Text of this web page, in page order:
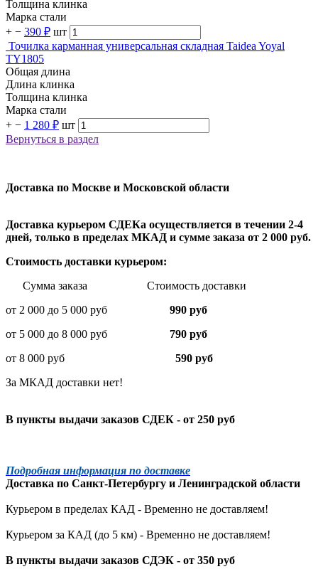
Толщина клинка
Марка стали
+ − 390 ₽ шт
Точилка карманная универсальная складная Taidea Yoyal
TY1805
Общая длина
Длина клинка
Толщина клинка
Марка стали
+ − 1 280 ₽ шт
Вернуться в раздел
Доставка по Москве и Московской области
Доставка курьером СДЕКа осуществляется в течении 2-4
дней, только в пределах МКАД и сумме заказа от 2 000 руб.
Стоимость доставки курьером:
Сумма заказа Стоимость доставки
от 2 000 до 5 000 руб
990 руб
от 5 000 до 8 000 руб 790 руб
от 8 000 руб 590 руб
За МКАД доставки нет!
В пункты выдачи заказов СДЕК - от 250 руб
Подробная информация по доставке
Доставка по Санкт-Петербургу и Ленинградской области
Курьером в пределах КАД - Временно не доставляем!
Курьером за КАД (до 5 км) - Временно не доставляем!
В пункты выдачи заказов СДЭК - от 350 руб